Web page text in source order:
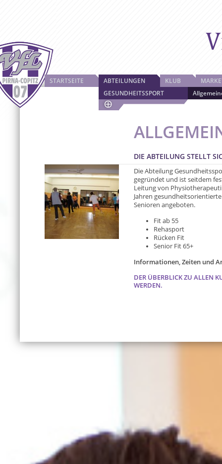
STARTSEITE
ABTEILUNGEN
GESUNDHEITSSPORT
KLUB
DIE ABTEILUNG STELLT
Die Abteilung
gegründet und ist seitdem
Leitung von
Jahren
Senioren angeboten.
Fit ab 55
Rehasport
Rücken Fit
Senior Fit 65+
Informationen, Zeiten und
DER ÜBERBLICK ZU ALLEN
WERDEN.